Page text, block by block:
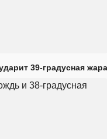
39-градусная жара